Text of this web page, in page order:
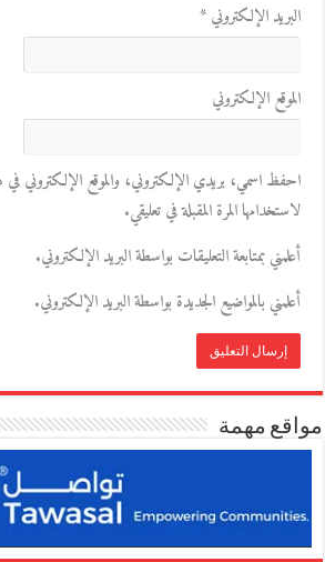
البريد الإلكتروني*
الموقع الإلكتروني
احفظ اسمي، بريدي الإلكتروني، والموقع الإلكتروني
لاستخدامها المرة المقبلة في تعليقي.
أعلمني بمتابعة التعليقات بواسطة البريد الإلكتروني.
أعلمني بالمواضيع الجديدة بواسطة البريد الإلكتروني.
مواقع مهمة